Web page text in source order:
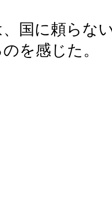
国に頼らな
を感じた。